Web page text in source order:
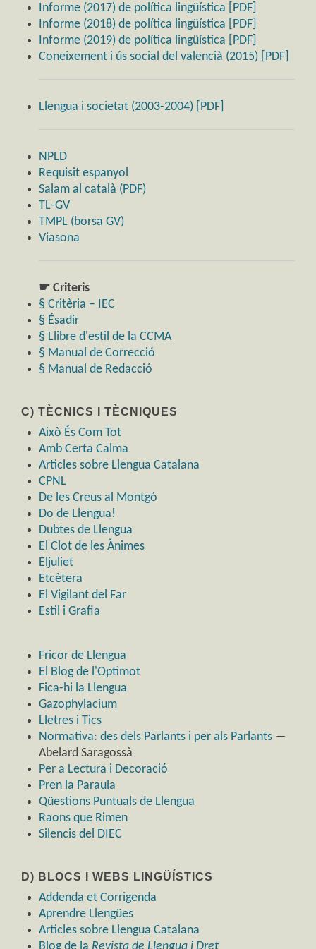
Informe (2017) de política lingüística [PDF]
Informe (2018) de política lingüística [PDF]
Informe (2019) de política lingüística [PDF]
Coneixement i ús social del valencià (2015) [PDF]
Llengua i societat (2003-2004) [PDF]
NPLD
Requisit espanyol
Salam al català (PDF)
TL-GV
TMPL (borsa GV)
Viasona
☛ Criteris
§ Critèria – IEC
§ Ésadir
§ Llibre d'estil de la CCMA
§ Manual de Correcció
§ Manual de Redacció
C) TÈCNICS I TÈCNIQUES
Això És Com Tot
Amb Certa Calma
Articles sobre Llengua Catalana
CPNL
De les Creus al Montgó
Do de Llengua!
Dubtes de Llengua
El Clot de les Ànimes
Eljuliet
Etcètera
El Vigilant del Far
Estil i Grafia
Fricor de Llengua
El Blog de l'Optimot
Fica-hi la Llengua
Gazophylacium
Lletres i Tics
Normativa: des dels Parlants i per als Parlants ―
Abelard Saragossà
Per a Lectura i Decoració
Pren la Paraula
Qüestions Puntuals de Llengua
Raons que Rimen
Silencis del DIEC
D) BLOCS I WEBS LINGÜÍSTICS
Addenda et Corrigenda
Aprendre Llengües
Articles sobre Llengua Catalana
Blog de la Revista de Llengua i Dret